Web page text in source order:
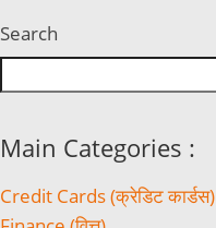
Search
Main Categories :
Credit Cards (क्रेडिट कार्डस)